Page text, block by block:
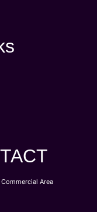
Area